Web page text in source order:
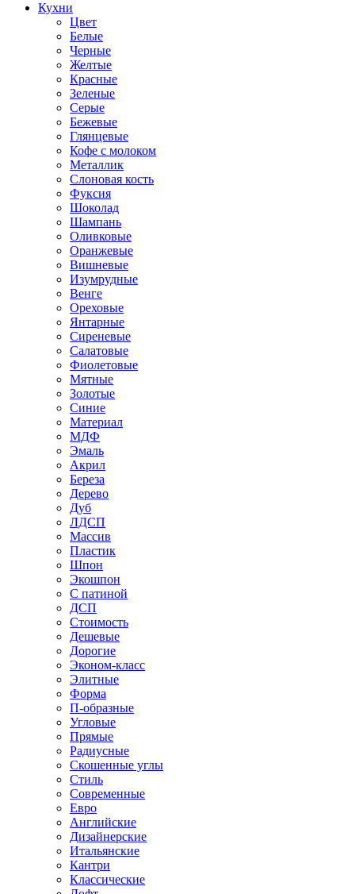
Кухни
Цвет
Белые
Черные
Желтые
Красные
Зеленые
Серые
Бежевые
Глянцевые
Кофе с молоком
Металлик
Слоновая кость
Фуксия
Шоколад
Шампань
Оливковые
Оранжевые
Вишневые
Изумрудные
Венге
Ореховые
Янтарные
Сиреневые
Салатовые
Фиолетовые
Мятные
Золотые
Синие
Материал
МДФ
Эмаль
Акрил
Береза
Дерево
Дуб
ЛДСП
Массив
Пластик
Шпон
Экошпон
С патиной
ДСП
Стоимость
Дешевые
Дорогие
Эконом-класс
Элитные
Форма
П-образные
Угловые
Прямые
Радиусные
Скошенные углы
Стиль
Современные
Евро
Английские
Дизайнерские
Итальянские
Кантри
Классические